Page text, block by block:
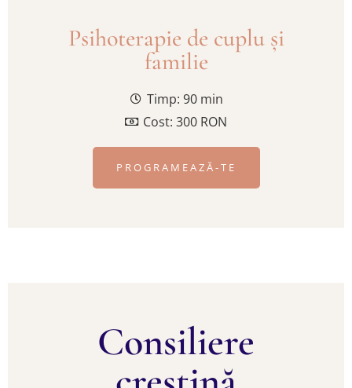
Psihoterapie de cuplu și
familie
Timp: 90 min
Cost: 300 RON
PROGRAMEAZĂ-TE
Consiliere